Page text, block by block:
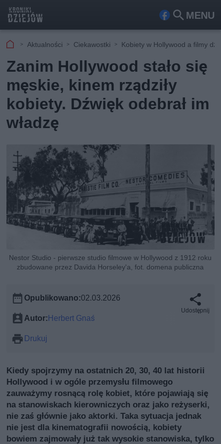
MENU
Fa
ook
Szu
Aktualności Ciekawostki Kobiety w Hollywood a filmy
Zanim Hollywood stało się
męskie, kinem rządziły
kobiety. Dźwięk odebrał im
władzę
Nestor Studio - pierwsze studio filmowe w Hollywood z 1912 roku
zbudowane przez Davida Horseley'a, fot. domena publiczna
Opublikowano:02.03.2026
Autor:Herbert Gnaś
Drukuj
Udostępnij
Kiedy spojrzymy na ostatnich 20, 30, 40 lat historii
Hollywood i w ogóle przemysłu filmowego
zauważymy rosnącą rolę kobiet, które pojawiają się
na stanowiskach kierowniczych oraz jako reżyserki,
nie zaś głównie jako aktorki. Taka sytuacja jednak
nie jest dla kinematografii nowością, kobiety
bowiem zajmowały już tak wysokie stanowiska, tylko